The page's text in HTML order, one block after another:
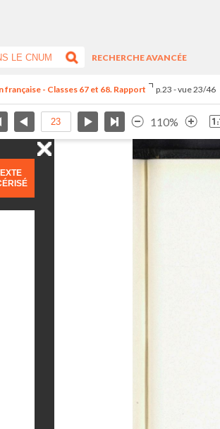
RECHERCHE AVANCÉE
- Classes 67 et 68. Rapport p.23 - vue 23/46
110%